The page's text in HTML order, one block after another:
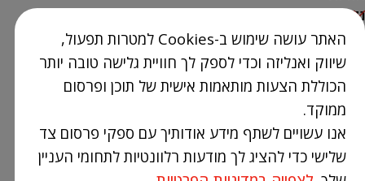
נק' מכירה
צור קשר
03-9386300
info@Termokir.co.il
קיבוץ חורשים
האתר עושה שימוש ב-Cookies למטרות תפעול,
שיווק ואנליזה וכדי לספק לך חוויית גלישה טובה יותר
הכוללת הצעות מותאמות אישית של תוכן ופרסום
ממוקד.
אנו עשויים לשתף מידע אודותיך עם ספקי פרסום צד
שלישי כדי להציג לך מודעות רלוונטיות לתחומי העניין